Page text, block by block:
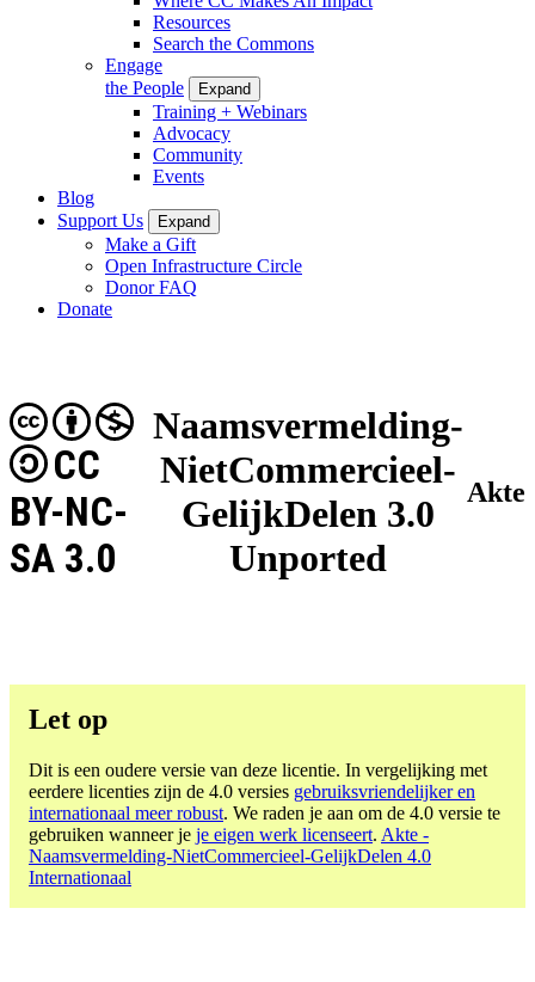
Resources
Search the Commons
Engage
the People
Expand
Training + Webinars
Advocacy
Community
Events
Blog
Support Us
Expand
Make a Gift
Open Infrastructure Circle
Donor FAQ
Donate
Naamsvermelding-
NietCommercieel-
GelijkDelen 3.0
Unported
CC
BY-NC-
SA 3.0
Akte
Let op
Dit is een oudere versie van deze licentie. In vergelijking met
eerdere licenties zijn de 4.0 versies gebruiksvriendelijker en
internationaal meer robust. We raden je aan om de 4.0 versie te
gebruiken wanneer je je eigen werk licenseert. Akte -
Naamsvermelding-NietCommercieel-GelijkDelen 4.0
Internationaal